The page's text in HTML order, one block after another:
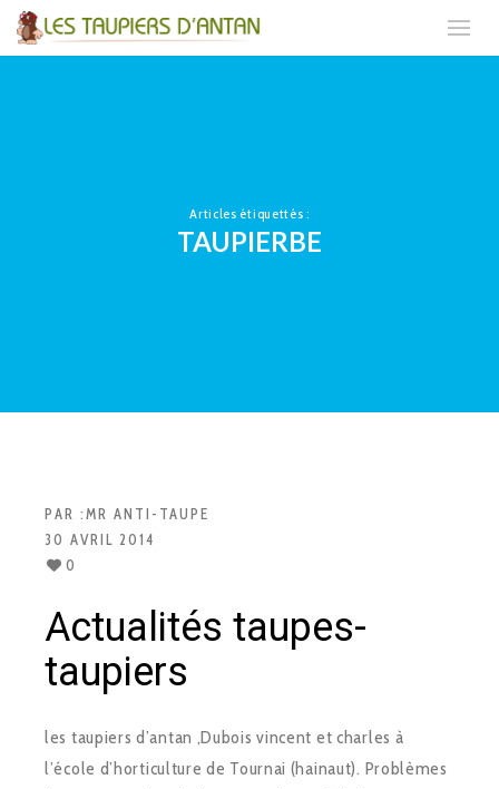
Articles étiquettés :
TAUPIERBE
PAR :MR ANTI-TAUPE
30 AVRIL 2014
0
Actualités taupes-
taupiers
les taupiers d’antan ,Dubois vincent et charles à
l’école d’horticulture de Tournai (hainaut). Problèmes